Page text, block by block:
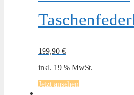
199,90 €
inkl. 19 % MwSt.
Jetzt ansehen